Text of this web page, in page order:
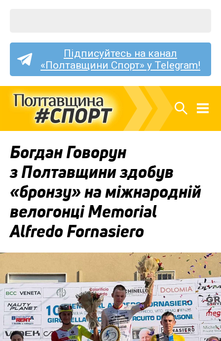
Підписуйтесь на канал
«Полтавщини Спорт» у Telegram!
Богдан Говорун
з Полтавщини здобув
«бронзу» на міжнародній
велогонці Memorial
Alfredo Fornasiero